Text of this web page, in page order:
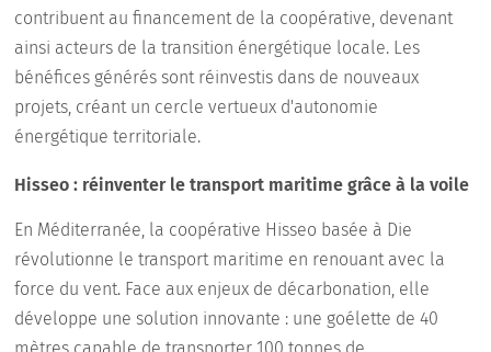
contribuent au financement de la coopérative, devenant
ainsi acteurs de la transition énergétique locale. Les
bénéfices générés sont réinvestis dans de nouveaux
projets, créant un cercle vertueux d'autonomie
énergétique territoriale.
Hisseo : réinventer le transport maritime grâce à la voile
En Méditerranée, la coopérative Hisseo basée à Die
révolutionne le transport maritime en renouant avec la
force du vent. Face aux enjeux de décarbonation, elle
développe une solution innovante : une goélette de 40
mètres capable de transporter 100 tonnes de